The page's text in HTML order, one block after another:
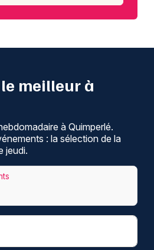
meilleur à
à Quimperlé.
: la sélection de la
jeudi.